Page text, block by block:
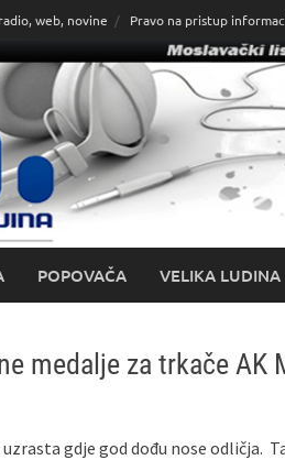
web, novine Pravo na pristup
POPOVAČA VELIKA LUDINA
medalje za trkače AK
gdje god dođu nose odličja.